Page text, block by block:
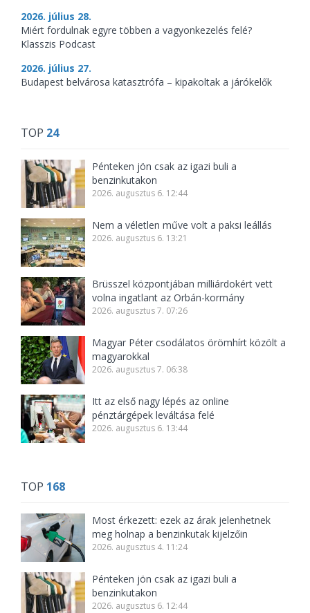
2026. július 28.
Miért fordulnak egyre többen a vagyonkezelés felé?
Klasszis Podcast
2026. július 27.
Budapest belvárosa katasztrófa – kipakoltak a járókelők
TOP 24
Pénteken jön csak az igazi buli a
benzinkutakon
2026. augusztus 6. 12:44
Nem a véletlen műve volt a paksi leállás
2026. augusztus 6. 13:21
Brüsszel központjában milliárdokért vett
volna ingatlant az Orbán-kormány
2026. augusztus 7. 07:26
Magyar Péter csodálatos örömhírt közölt a
magyarokkal
2026. augusztus 7. 06:38
Itt az első nagy lépés az online
pénztárgépek leváltása felé
2026. augusztus 6. 13:44
TOP 168
Most érkezett: ezek az árak jelenhetnek
meg holnap a benzinkutak kijelzőin
2026. augusztus 4. 11:24
Pénteken jön csak az igazi buli a
benzinkutakon
2026. augusztus 6. 12:44